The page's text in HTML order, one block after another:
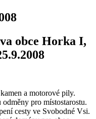
obce Horka I,
a motorové pily.
pro místostarostu.
cesty ve Svobodné Vsi.